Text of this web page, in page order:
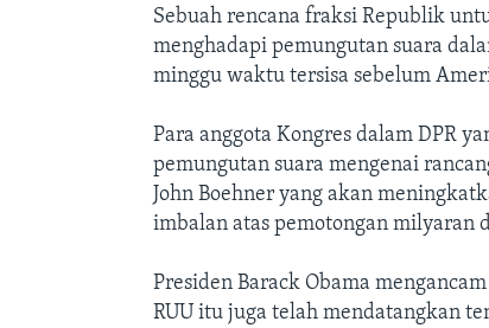
Sebuah rencana fraksi Republik
menghadapi pemungutan suara
minggu waktu tersisa sebelum
Para anggota Kongres dalam DPR
pemungutan suara mengenai
John Boehner yang akan
imbalan atas pemotongan milyaran
Presiden Barack Obama
RUU itu juga telah mendatangkan